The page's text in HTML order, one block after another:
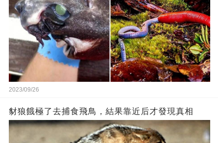
2023/09/26
豺狼餓極了去捕食飛鳥，結果靠近后才發現真相